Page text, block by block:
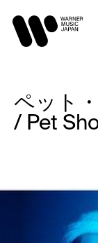
ペット
/ Pet